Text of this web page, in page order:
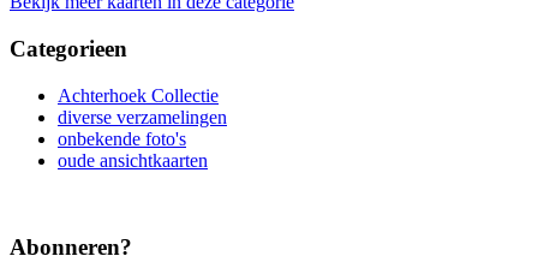
Categorieen
Achterhoek Collectie
diverse verzamelingen
onbekende foto's
oude ansichtkaarten
Abonneren?